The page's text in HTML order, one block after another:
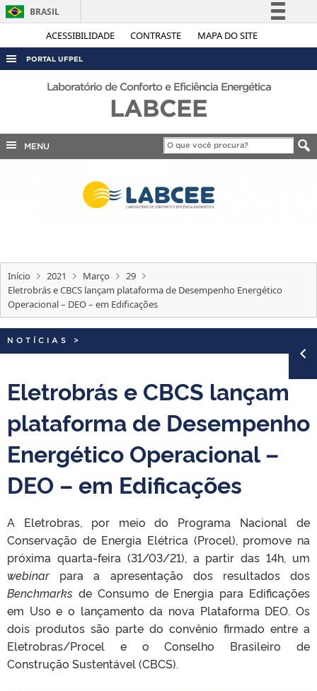
ACESSIBILIDADE CONTRASTE MAPA DO SITE
BRASIL
Simplifique!
Acesso à informação
Legislação
Canais
PORTAL UFPEL
ACESSO À INFORMAÇÃO
INTERNACIONAL
TELEFONES
Laboratório de Conforto e Eficiência Energética
LABCEE
MENU
Início 2021 Março
29
Eletrobrás e CBCS lançam plataforma de Desempenho Energético
Operacional – DEO – em Edificações
NOTÍCIAS >
Eletrobrás e CBCS lançam
plataforma de Desempenho
Energético Operacional –
DEO – em Edificações
A Eletrobras, por meio do Programa Nacional de
Conservação de Energia Elétrica (Procel), promove na
próxima quarta-feira (31/03/21), a partir das 14h, um
webinar para a apresentação dos resultados dos
Benchmarks de Consumo de Energia para Edificações
em Uso e o lançamento da nova Plataforma DEO. Os
dois produtos são parte do convênio firmado entre a
Eletrobras/Procel e o Conselho Brasileiro de
Construção Sustentável (CBCS).